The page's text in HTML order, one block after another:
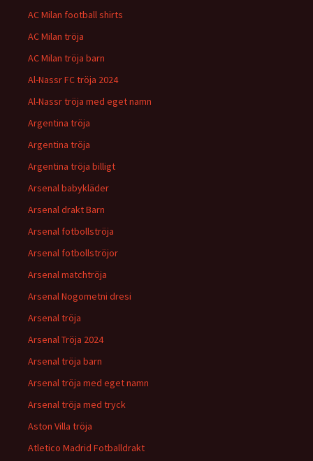
AC Milan football shirts
AC Milan tröja
AC Milan tröja barn
Al-Nassr FC tröja 2024
Al-Nassr tröja med eget namn
Argentina tröja
Argentina tröja
Argentina tröja billigt
Arsenal babykläder
Arsenal drakt Barn
Arsenal fotbollströja
Arsenal fotbollströjor
Arsenal matchtröja
Arsenal Nogometni dresi
Arsenal tröja
Arsenal Tröja 2024
Arsenal tröja barn
Arsenal tröja med eget namn
Arsenal tröja med tryck
Aston Villa tröja
Atletico Madrid Fotballdrakt